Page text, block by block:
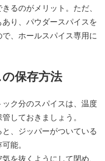
るのがメリット。ただ、
り、パウダースパイスを
、ホールスパイス専用に
保存方法
ク分のスパイスは、温度
しておきましょう。
、ジッパーがついている
能。
を抜くようにして閉め、